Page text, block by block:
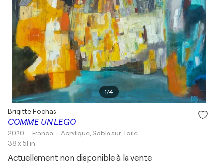
1/4
COMME UN LEGO
Brigitte Rochas
2020 • France •Acrylique, Sable sur Toile
38 x 51 in
Actuellement non disponible à la vente